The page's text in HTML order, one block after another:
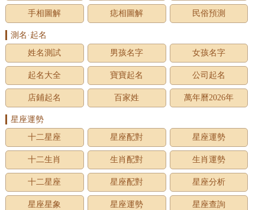
手相圖解 痣相圖解 民俗預測
測名·起名
姓名測試
男孩名字 女孩名字
起名大全 寶寶起名 公司起名
店鋪起名 百家姓 萬年曆2026年
星座運勢
十二星座
星座配對 星座運勢
十二生肖 生肖配對 生肖運勢
十二星座 星座配對 星座分析
星座星象 星座運勢 星座查詢